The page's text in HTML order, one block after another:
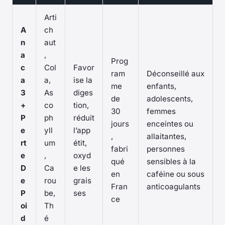
A
n
a
c
a
3
+
P
e
rt
e
D
e
P
oi
d
Arti
ch
aut
,
Col
a,
As
co
ph
yll
um
,
Ca
rou
be,
Th
é
Favor
ise la
diges
tion,
réduit
l’app
étit,
oxyd
e les
grais
ses
Prog
ram
me
de
30
jours
,
fabri
qué
en
Fran
ce
Déconseillé aux
enfants,
adolescents,
femmes
enceintes ou
allaitantes,
personnes
sensibles à la
caféine ou sous
anticoagulants